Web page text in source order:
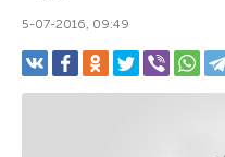
5-07-2016, 09:49